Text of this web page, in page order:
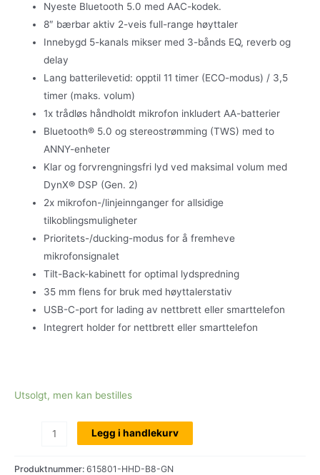
Nyeste Bluetooth 5.0 med AAC-kodek.
8″ bærbar aktiv 2-veis full-range høyttaler
Innebygd 5-kanals mikser med 3-bånds EQ, reverb og
delay
Lang batterilevetid: opptil 11 timer (ECO-modus) / 3,5
timer (maks. volum)
1x trådløs håndholdt mikrofon inkludert AA-batterier
Bluetooth® 5.0 og stereostrømming (TWS) med to
ANNY-enheter
Klar og forvrengningsfri lyd ved maksimal volum med
DynX® DSP (Gen. 2)
2x mikrofon-/linjeinnganger for allsidige
tilkoblingsmuligheter
Prioritets-/ducking-modus for å fremheve
mikrofonsignalet
Tilt-Back-kabinett for optimal lydspredning
35 mm flens for bruk med høyttalerstativ
USB-C-port for lading av nettbrett eller smarttelefon
Integrert holder for nettbrett eller smarttelefon
Utsolgt, men kan bestilles
ANNY®
Legg i handlekurv
Produktnummer: 615801-HHD-B8-GN